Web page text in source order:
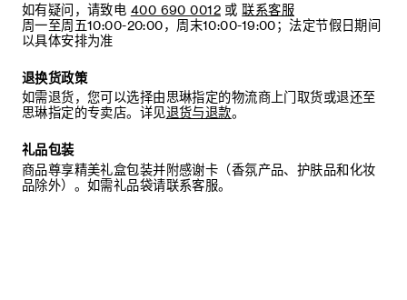
如有疑问，请致电 400 690 0012 或 联系客服
周一至周五10:00-20:00，周末10:00-19:00；法定节假日期间
以具体安排为准
退换货政策
如需退货，您可以选择由思琳指定的物流商上门取货或退还至
思琳指定的专卖店。详见退货与退款。
礼品包装
商品尊享精美礼盒包装并附感谢卡（香氛产品、护肤品和化妆
品除外）。如需礼品袋请联系客服。